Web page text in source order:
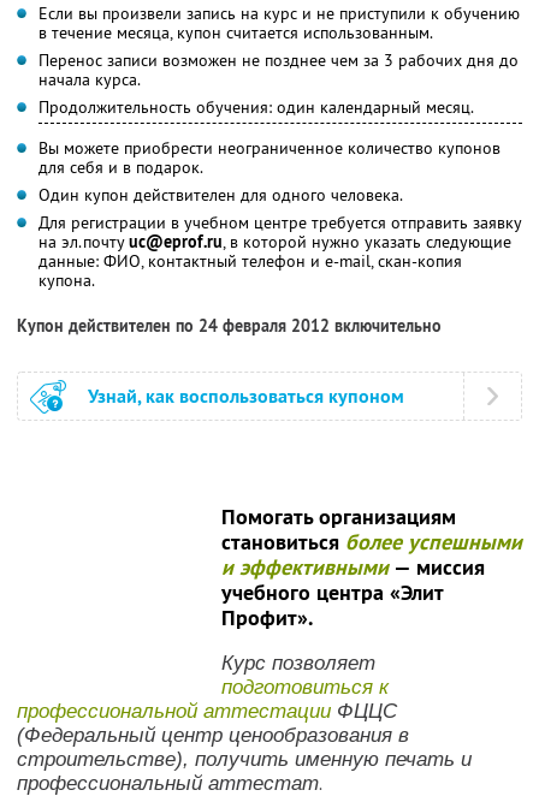
Если вы произвели запись на курс и не приступили к обучению
в течение месяца, купон считается использованным.
Перенос записи возможен не позднее чем за 3 рабочих дня до
начала курса.
Продолжительность обучения: один календарный месяц.
Вы можете приобрести неограниченное количество купонов
для себя и в подарок.
Один купон действителен для одного человека.
Для регистрации в учебном центре требуется отправить заявку
на эл.почтуuc@eprof.ru, в которой нужно указать следующие
данные: ФИО, контактный телефон и e-mail, скан-копия
купона.
Купон действителен по 24 февраля 2012 включительно
Узнай, как воспользоваться купоном
Помогать организациям
становиться более успешными
и эффективными— миссия
учебного центра «Элит
Профит».
Курс позволяет
подготовиться к
профессиональной аттестации ФЦЦС
(Федеральный центр ценообразования в
строительстве), получить именную печать и
профессиональный аттестат.